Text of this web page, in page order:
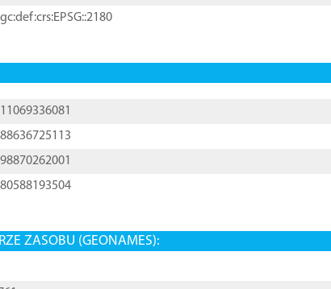
ZASOBU (GEONAMES):